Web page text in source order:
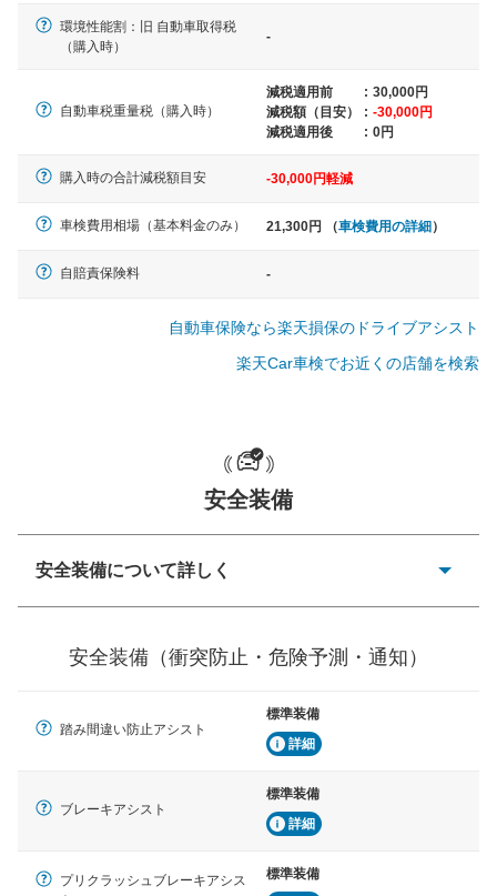
中型車
ラ、ステップワゴン など
大型車
スター、ハイエースワゴン、デリ
一般的な荷物のサイズの目安
環境性能割：旧 自動車取得税
（購入時）
-
自動車税重量税（購入時）
減税適用前 : 30,000円
減税額（目安）
: -30,000円
減税適用後
: 0円
購入時の合計減税額目安 -30,000円軽減
車検費用相場（基本料金のみ） 21,300円 （車検費用の詳細）
自賠責保険料 -
自動車保険なら楽天損保のドライブアシスト
楽天Car車検でお近くの店舗を検索
安全装備
安全装備について詳しく
ーキアシスト、ABSなどが装備されています。
見えにくい場所に潜む危険を予測・通知するためのシス
テムなどが装備されています。
車線のはみだしやふらつきを防止するためにレーンキー
プアシストなどが装備されています
車間距離制御
安全装備（衝突防止・危険予測・通知）
踏み間違い防止アシスト
標準装備
詳細
ブレーキアシスト
標準装備
詳細
プリクラッシュブレーキアシス
標準装備